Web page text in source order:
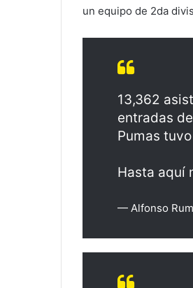
un equipo de 2da
13,362
entradas
Pumas
Hasta aquí
— Alfonso